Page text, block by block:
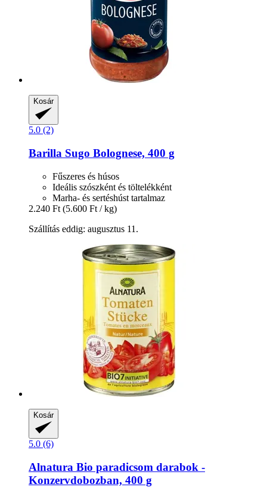
Kosár
5.0 (2)
Barilla Sugo Bolognese, 400 g
Fűszeres és húsos
Ideális szószként és töltelékként
Marha- és sertéshúst tartalmaz
2.240 Ft (5.600 Ft / kg)
Szállítás eddig: augusztus 11.
Kosár
5.0 (6)
Alnatura Bio paradicsom darabok -​
Konzervdobozban, 400 g